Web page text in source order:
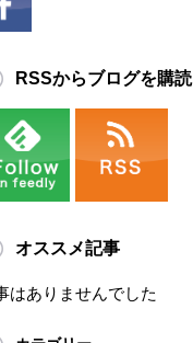
RSSからブログを購読
オススメ記事
はありませんでした